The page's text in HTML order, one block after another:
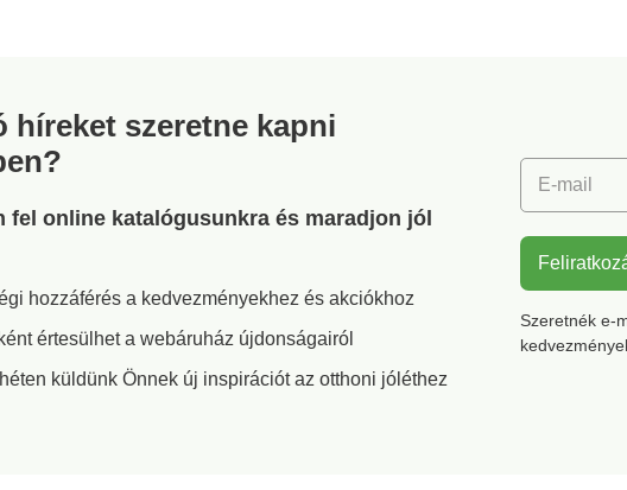
híreket szeretne kapni
fel online katalógusunkra és maradjon jól
hozzáférés a kedvezményekhez és akciókhoz
értesülhet a webáruház újdonságairól
küldünk Önnek új inspirációt az otthoni jóléthez
E-mail
Szeretnék e-